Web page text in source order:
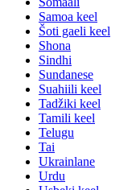
Samoa keel
Šoti gaeli keel
Shona
Sindhi
Sundanese
Suahiili keel
Tadžiki keel
Tamili keel
Telugu
Tai
Ukrainlane
Urdu